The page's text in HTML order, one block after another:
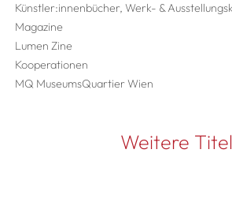
Künstler:innenbücher, Werk- &
Magazine
Lumen Zine
Kooperationen
MQ MuseumsQuartier Wien
Weitere Titel